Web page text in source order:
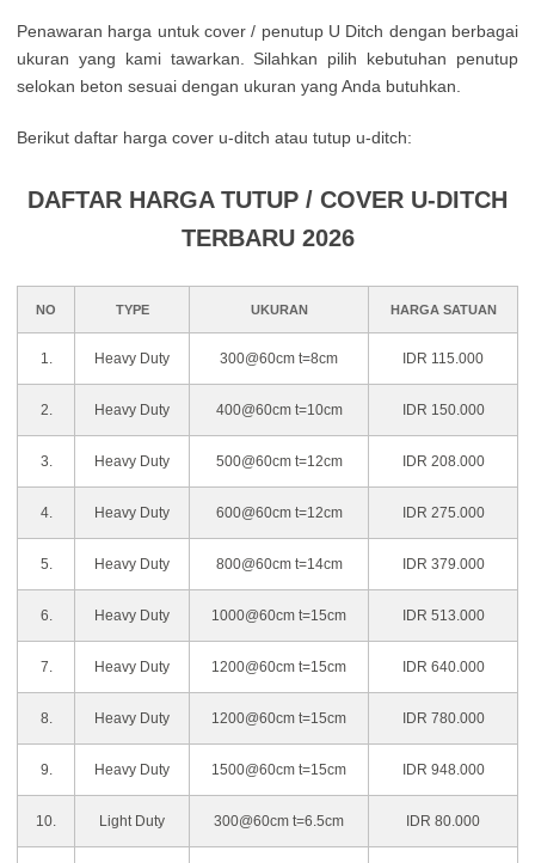
Penawaran harga untuk cover / penutup U Ditch dengan berbagai
ukuran yang kami tawarkan. Silahkan pilih kebutuhan penutup
selokan beton sesuai dengan ukuran yang Anda butuhkan.
Berikut daftar harga cover u-ditch atau tutup u-ditch:
DAFTAR HARGA TUTUP / COVER U-DITCH
TERBARU 2026
NO TYPE UKURAN HARGA SATUAN
1. Heavy Duty 300@60cm t=8cm IDR 115.000
2. Heavy Duty 400@60cm t=10cm IDR 150.000
3. Heavy Duty 500@60cm t=12cm IDR 208.000
4. Heavy Duty 600@60cm t=12cm IDR 275.000
5. Heavy Duty 800@60cm t=14cm IDR 379.000
6. Heavy Duty 1000@60cm t=15cm IDR 513.000
7. Heavy Duty 1200@60cm t=15cm IDR 640.000
8. Heavy Duty 1200@60cm t=15cm IDR 780.000
9. Heavy Duty 1500@60cm t=15cm IDR 948.000
10. Light Duty 300@60cm t=6.5cm IDR 80.000